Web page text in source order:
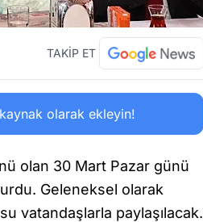
TAKİP ET
olarak ekleyin!
olan 30 Mart Pazar günü
Geleneksel olarak
vatandaşlarla paylaşılacak.